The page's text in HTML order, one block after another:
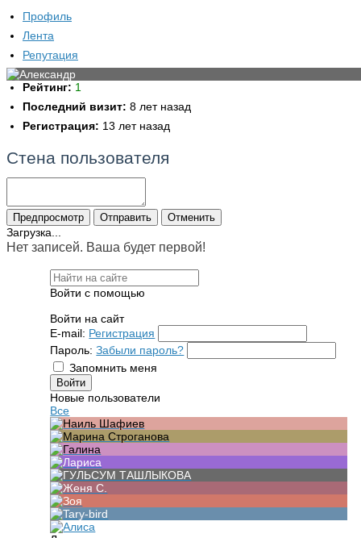
Профиль
Лента
Репутация
Рейтинг: 1
Последний визит: 8 лет назад
Регистрация: 13 лет назад
Стена пользователя
Загрузка...
Нет записей. Ваша будет первой!
Войти с помощью
Войти на сайт
E-mail: Регистрация
Пароль: Забыли пароль?
Запомнить меня
Новые пользователи
Все